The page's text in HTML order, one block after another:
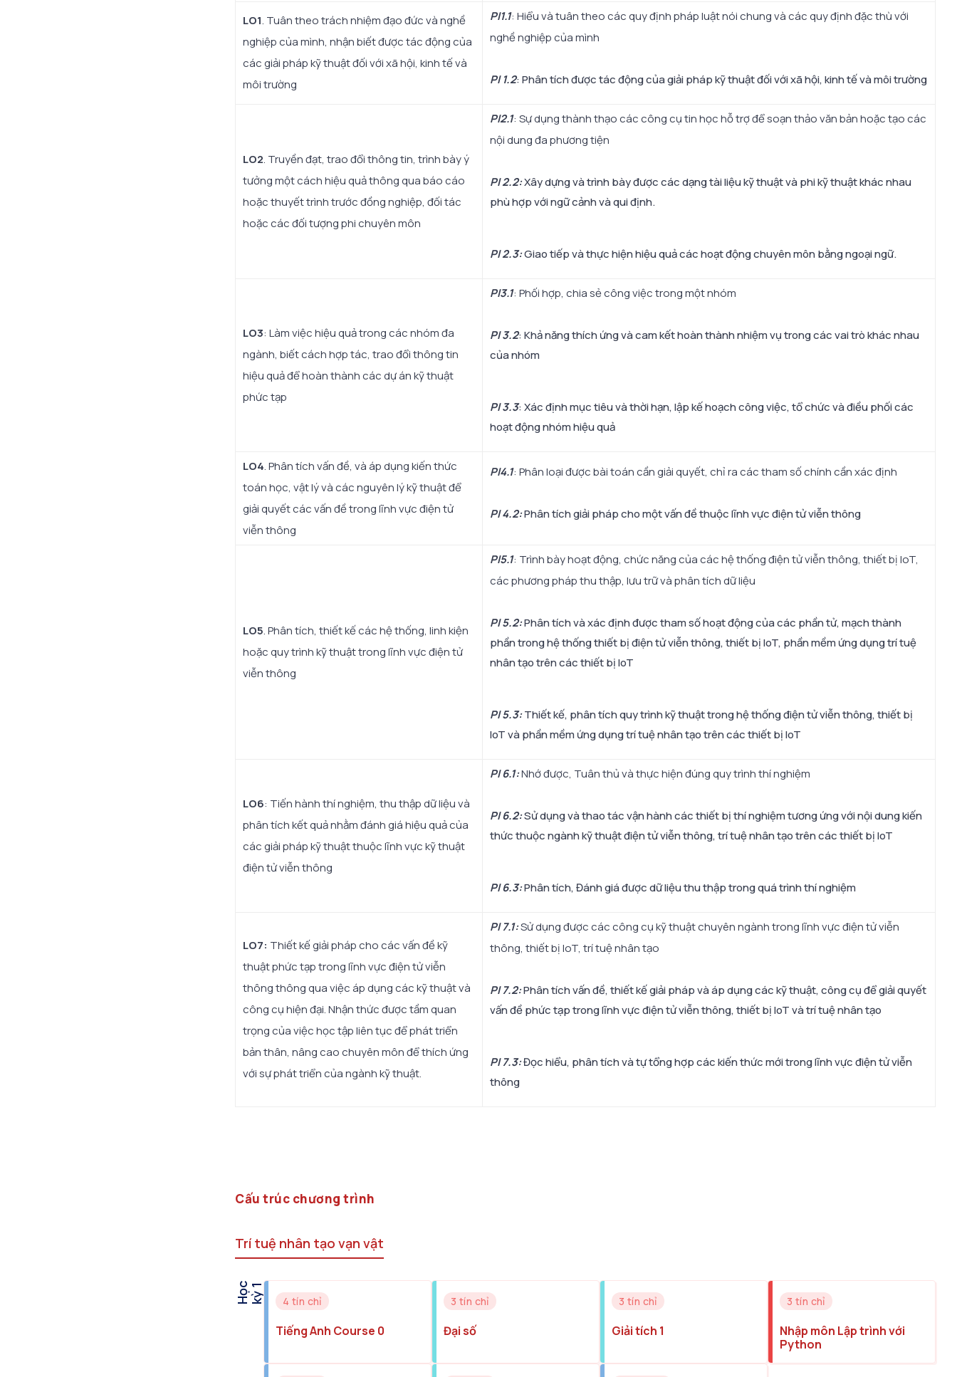
LO1. Tuân theo trách nhiệm đạo đức và nghề
nghiệp của mình, nhận biết được tác động của
các giải pháp kỹ thuật đối với xã hội, kinh tế và
môi trường
PI1.1: Hiểu và tuân theo các quy định pháp luật nói chung và các quy định đặc thù với
nghề nghiệp của mình
PI 1.2: Phân tích được tác động của giải pháp kỹ thuật đối với xã hội, kinh tế và môi trường
LO2. Truyền đạt, trao đổi thông tin, trình bày ý
tưởng một cách hiệu quả thông qua báo cáo
hoặc thuyết trình trước đồng nghiệp, đối tác
hoặc các đối tượng phi chuyên môn
PI2.1: Sự dụng thành thạo các công cụ tin học hỗ trợ để soạn thảo văn bản hoặc tạo các
nội dung đa phương tiện
PI 2.2:Xây dựng và trình bày được các dạng tài liệu kỹ thuật và phi kỹ thuật khác nhau
phù hợp với ngữ cảnh và qui định.
PI 2.3:Giao tiếp và thực hiện hiệu quả các hoạt động chuyên môn bằng ngoại ngữ.
LO3: Làm việc hiệu quả trong các nhóm đa
ngành, biết cách hợp tác, trao đổi thông tin
hiệu quả để hoàn thành các dự án kỹ thuật
phức tạp
PI3.1: Phối hợp, chia sẻ công việc trong một nhóm
PI 3.2: Khả năng thích ứng và cam kết hoàn thành nhiệm vụ trong các vai trò khác nhau
của nhóm
PI 3.3: Xác định mục tiêu và thời hạn, lập kế hoạch công việc, tổ chức và điều phối các
hoạt động nhóm hiệu quả
LO4. Phân tích vấn đề, và áp dụng kiến thức
toán học, vật lý và các nguyên lý kỹ thuật để
giải quyết các vấn đề trong lĩnh vực điện tử
viễn thông
PI4.1: Phân loại được bài toán cần giải quyết, chỉ ra các tham số chính cần xác định
PI 4.2:Phân tích giải pháp cho một vấn đề thuộc lĩnh vực điện tử viễn thông
LO5. Phân tích, thiết kế các hệ thống, linh kiện
hoặc quy trình kỹ thuật trong lĩnh vực điện tử
viễn thông
PI5.1: Trình bày hoạt động, chức năng của các hệ thống điện tử viễn thông, thiết bị IoT,
các phương pháp thu thập, lưu trữ và phân tích dữ liệu
PI 5.2:Phân tích và xác định được tham số hoạt động của các phần tử, mạch thành
phần trong hệ thống thiết bị điện tử viễn thông, thiết bị IoT, phần mềm ứng dụng trí tuệ
nhân tạo trên các thiết bị IoT
PI 5.3:Thiết kế, phân tích quy trình kỹ thuật trong hệ thống điện tử viễn thông, thiết bị
IoT và phần mềm ứng dụng trí tuệ nhân tạo trên các thiết bị IoT
LO6: Tiến hành thí nghiệm, thu thập dữ liệu và
phân tích kết quả nhằm đánh giá hiệu quả của
các giải pháp kỹ thuật thuộc lĩnh vực kỹ thuật
điện tử viễn thông
PI 6.1:Nhớ được, Tuân thủ và thực hiện đúng quy trình thí nghiệm
PI 6.2:Sử dụng và thao tác vận hành các thiết bị thí nghiệm tương ứng với nội dung kiến
thức thuộc ngành kỹ thuật điện tử viễn thông, trí tuệ nhân tạo trên các thiết bị IoT
PI 6.3:Phân tích, Đánh giá được dữ liệu thu thập trong quá trình thí nghiệm
LO7: Thiết kế giải pháp cho các vấn đề kỹ
thuật phức tạp trong lĩnh vực điện tử viễn
thông thông qua việc áp dụng các kỹ thuật và
công cụ hiện đại. Nhận thức được tầm quan
trọng của việc học tập liên tục để phát triển
bản thân, nâng cao chuyên môn để thích ứng
với sự phát triển của ngành kỹ thuật.
PI 7.1:Sử dụng được các công cụ kỹ thuật chuyên ngành trong lĩnh vực điện tử viễn
thông, thiết bị IoT, trí tuệ nhân tạo
PI 7.2:Phân tích vấn đề, thiết kế giải pháp và áp dụng các kỹ thuật, công cụ để giải quyết
vấn đề phức tạp trong lĩnh vực điện tử viễn thông, thiết bị IoT và trí tuệ nhân tạo
PI 7.3:Đọc hiểu, phân tích và tự tổng hợp các kiến thức mới trong lĩnh vực điện tử viễn
thông
Cấu trúc chương trình
Trí tuệ nhân tạo vạn vật
H
ọ
c
k
ỳ1 4 tín chỉ
Tiếng Anh Course 0
3 tín chỉ
Đại số
3 tín chỉ
Giải tích 1
3 tín chỉ
Nhập môn Lập trình với
Python